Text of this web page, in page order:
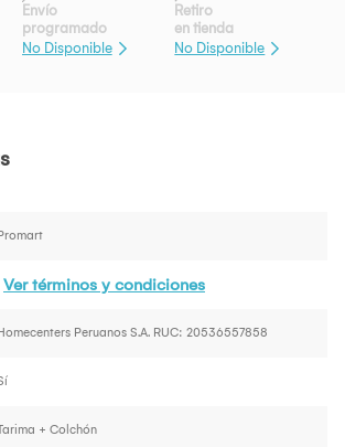
Envío
programado
No Disponible
Retiro
en tienda
No Disponible
Promart
Ver términos y condiciones
Homecenters Peruanos S.A. RUC: 20536557858
+ Colchón